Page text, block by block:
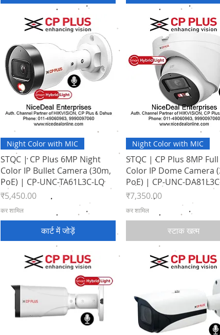
त्वरित दृश्य
Night Color with MIC
STQC | CP Plus 6MP Night
Color IP Bullet Camera (30m,
PoE) | CP-UNC-TA61L3C-LQ
मूल्य
₹5,450.00
कर शामिल
कार्ट में जोड़ें
त्वरित दृश्य
Night Color with MIC
STQC | CP Plus 8MP Full
Color IP Dome Camera
PoE) | CP-UNC-
मूल्य
₹7,350.00
कर शामिल
स्टाक खत्म